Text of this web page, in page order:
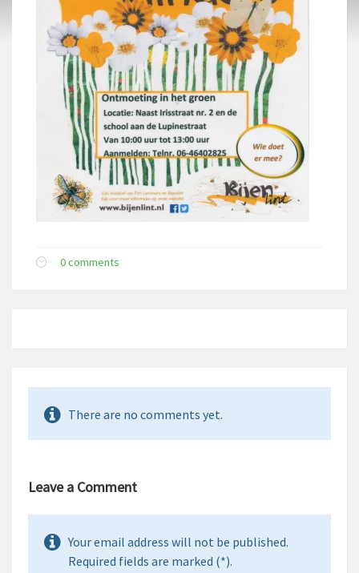
0 comments
There are no comments yet.
Leave a Comment
Your email address will not be published.
Required fields are marked (*).